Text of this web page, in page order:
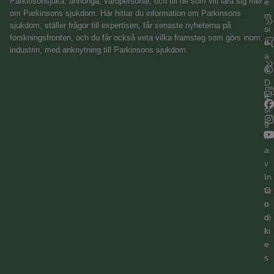
om Parkinsons sjukdom. Här hittar du information om Parkinsons
sjukdom, ställer frågor till expertisen, får senaste nyheterna på
forskningsfronten, och du får också veta vilka framsteg som görs inom
industrin, med anknytning till Parkinsons sjukdom.
C
o
o
ki
e
s
m
si
d
a
&
D
e
si
g
n
a
v
In
te
n
di
t